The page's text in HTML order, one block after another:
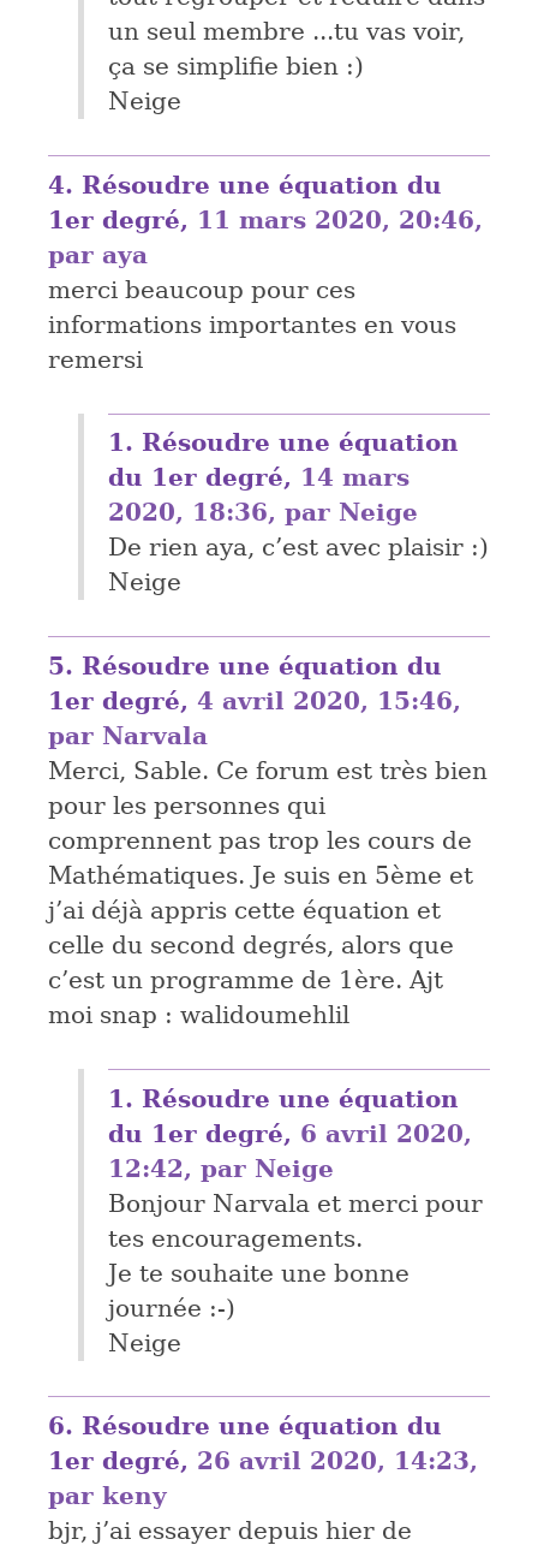
un seul membre ...tu vas voir,
ça se simplifie bien :)
Neige
4. Résoudre une équation du
1er degré, 11 mars 2020, 20:46,
par aya
merci beaucoup pour ces
informations importantes en vous
remersi
1. Résoudre une équation
du 1er degré, 14 mars
2020, 18:36, par Neige
De rien aya, c’est avec plaisir :)
Neige
5. Résoudre une équation du
1er degré, 4 avril 2020, 15:46,
par Narvala
Merci, Sable. Ce forum est très bien
pour les personnes qui
comprennent pas trop les cours de
Mathématiques. Je suis en 5ème et
j’ai déjà appris cette équation et
celle du second degrés, alors que
c’est un programme de 1ère. Ajt
moi snap : walidoumehlil
1. Résoudre une équation
du 1er degré, 6 avril 2020,
12:42, par Neige
Bonjour Narvala et merci pour
tes encouragements.
Je te souhaite une bonne
journée :-)
Neige
6. Résoudre une équation du
1er degré, 26 avril 2020, 14:23,
par keny
bjr, j’ai essayer depuis hier de